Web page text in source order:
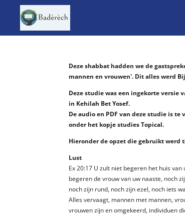
direct
Deze shabbat hadden we de
mannen en vrouwen'. Dit alles werd
Deze studie was een ingekorte versie
in Kehilah Bet Yosef.
De audio en PDF van deze studie is
onder het kopje studies Topical.
Hieronder de opzet die gebruikt werd
Lust
Ex 20:17 U zult niet begeren het huis
begeren de vrouw van uw naaste, noch
noch zijn rund, noch zijn ezel, noch iets
Alles vervaagt, mannen met mannen,
vrouwen zijn en omgekeerd, individuen